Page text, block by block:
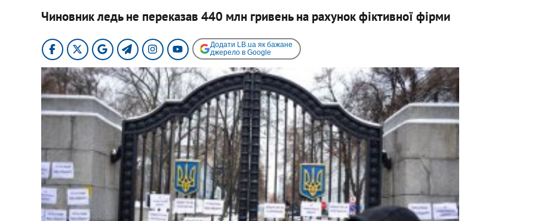
Чиновник ледь не переказав 440 млн гривень на рахунок фіктивної фірми
Додати LB.ua як бажане
джерело в Google